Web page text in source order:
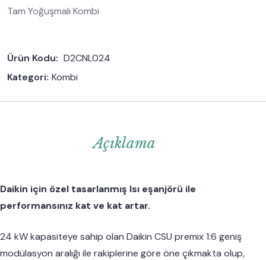
Tam Yoğuşmalı Kombi
Ürün Kodu: D2CNL024
Kategori: Kombi
Açıklama
Daikin için özel tasarlanmış Isı eşanjörü ile
performansınız kat ve kat artar.
24 kW kapasiteye sahip olan Daikin CSU premix 1:6 geniş
modülasyon aralığı ile rakiplerine göre öne çıkmakta olup,